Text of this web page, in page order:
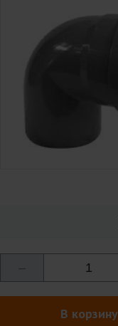
– 1
В корзину